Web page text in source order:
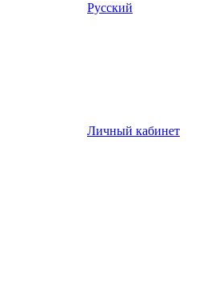
Русский
Личный кабинет